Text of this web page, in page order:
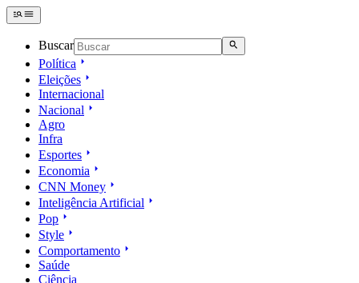
Buscar
Política
Eleições
Internacional
Nacional
Agro
Infra
Esportes
Economia
CNN Money
Inteligência Artificial
Pop
Style
Comportamento
Saúde
Ciência